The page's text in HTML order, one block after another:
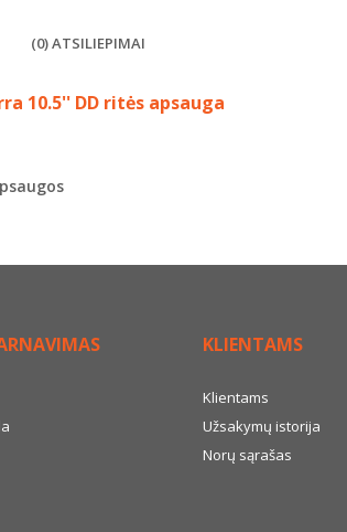
(0) ATSILIEPIMAI
10.5'' DD ritės apsauga
KLIENTAMS
Klientams
Užsakymų istorija
Norų sąrašas